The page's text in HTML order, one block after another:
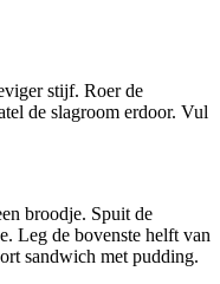
stijf. Roer de
de slagroom erdoor. Vul
broodje. Spuit de
Leg de bovenste helft van
sandwich met pudding.